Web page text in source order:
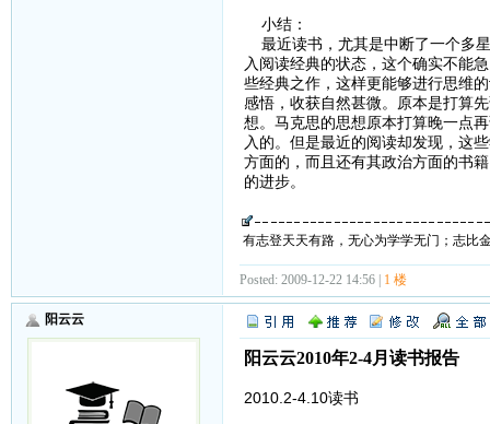
小结：
最近读书，尤其是中断了一个多
入阅读经典的状态，这个确实不能
些经典之作，这样更能够进行思维
感悟，收获自然甚微。原本是打算
想。马克思的思想原本打算晚一点
入的。但是最近的阅读却发现，这
方面的，而且还有其政治方面的书
的进步。
有志登天天有路，无心为学学无门；志比
Posted: 2009-12-22 14:56 | 1 楼
阳云云
阳云云2010年2-4月读书报告
2010.2-4.10读书